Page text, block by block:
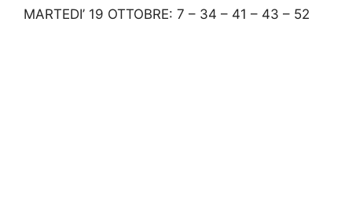
MARTEDI’ 19 OTTOBRE: 7 – 34 – 41 – 43 – 52